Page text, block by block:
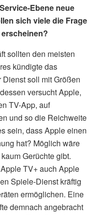
Ebene neue
sich viele die Frage
sollten den meisten
kündigte das
Dienst soll mit Größen
versucht Apple,
TV-App, auf
und so die Reichweite
sein, dass Apple einen
hat? Möglich wäre
Gerüchte gibt.
TV+ auch Apple
Spiele-Dienst kräftig
ermöglichen. Eine
demnach angebracht